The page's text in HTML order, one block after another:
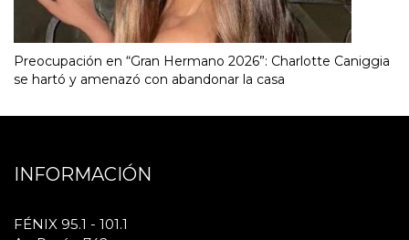
Preocupación en “Gran Hermano 2026”: Charlotte Caniggia
se hartó y amenazó con abandonar la casa
INFORMACIÓN
FÉNIX 95.1 - 101.1